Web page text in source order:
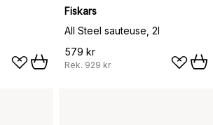
Fiskars
All Steel sauteuse, 2l
579 kr
Rek. 929 kr